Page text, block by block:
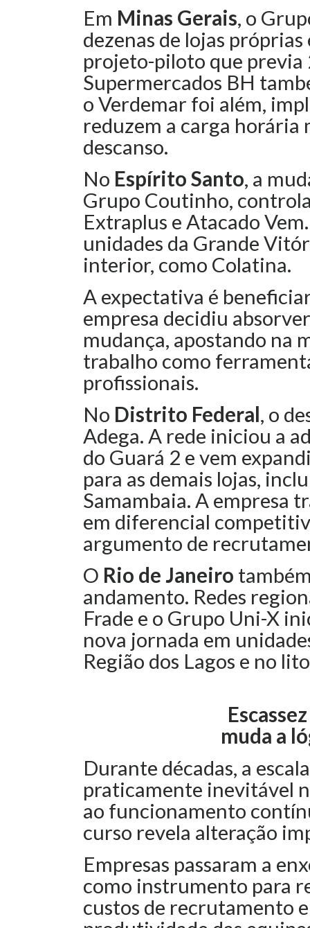
Em Minas Gerais, o
dezenas de lojas
projeto-piloto que previa
Supermercados BH
o Verdemar foi além,
reduzem a carga horária
descanso.
No Espírito Santo, a
Grupo Coutinho,
Extraplus e Atacado
unidades da Grande
interior, como Colatina.
A expectativa é
empresa decidiu
mudança, apostando na
trabalho como
profissionais.
No Distrito Federal, o
Adega. A rede iniciou a
do Guará 2 e vem
para as demais lojas,
Samambaia. A empresa
em diferencial
argumento de
O Rio de Janeiro
andamento. Redes
Frade e o Grupo Uni-X
nova jornada em
Região dos Lagos e no
muda a
Durante décadas, a
praticamente inevitável
ao funcionamento
curso revela alteração
Empresas passaram a
como instrumento para
custos de recrutamento